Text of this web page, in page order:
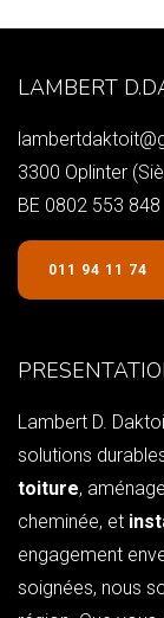
LAMBERT
3300 Oplinter
BE 0802 553 848
011 94 11 74
Lambert D.
solutions
toiture,
cheminée, et
engagement
soignées, nous